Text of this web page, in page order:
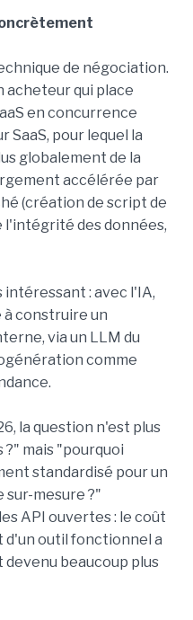
de négociation.
acheteur qui place
en concurrence
SaaS, pour lequel la
globalement de la
accélérée par
(création de script de
des données,
intéressant : avec l'IA,
construire un
via un LLM du
comme
la question n'est plus
mais "pourquoi
standardisé pour un
mesure ?"
API ouvertes : le coût
d'un outil fonctionnel a
beaucoup plus